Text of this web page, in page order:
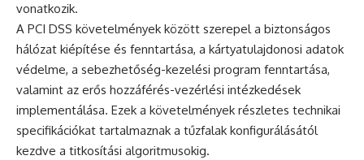
vonatkozik.
A PCI DSS követelmények között szerepel a biztonságos
hálózat kiépítése és fenntartása, a kártyatulajdonosi adatok
védelme, a sebezhetőség-kezelési program fenntartása,
valamint az erős hozzáférés-vezérlési intézkedések
implementálása. Ezek a követelmények részletes technikai
specifikációkat tartalmaznak a tűzfalak konfigurálásától
kezdve a titkosítási algoritmusokig.